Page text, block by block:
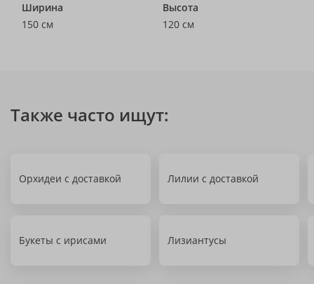
Ширина
150 см
Высота
120 см
Также часто ищут:
Орхидеи с доставкой Лилии с доставкой
Букеты с ирисами Лизиантусы